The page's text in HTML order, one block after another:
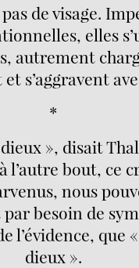
de visage.
elles
autrement
s’aggravent
*
», disait
l’autre bout, ce
nous
besoin de
l’évidence, que
dieux ».